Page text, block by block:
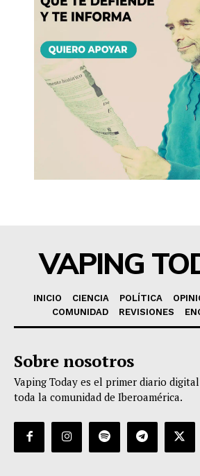
VAPING
INICIO CIENCIA POLÍTICA
COMUNIDAD
REVISIONES
Sobre nosotros
Vaping Today es el primer diario
toda la comunidad de Iberoamérica.